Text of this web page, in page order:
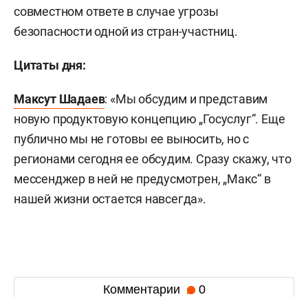
совместном ответе в случае угрозы
безопасности одной из стран-участниц.
Цитаты дня:
Максут Шадаев: «Мы обсудим и представим
новую продуктовую концепцию „Госуслуг“. Еще
публично мы не готовы ее выносить, но с
регионами сегодня ее обсудим. Сразу скажу, что
мессенджер в ней не предусмотрен, „Макс“ в
нашей жизни остается навсегда».
Комментарии 0